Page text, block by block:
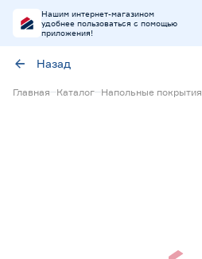
Нашим интернет-магазином
удобнее пользоваться с помощью
приложения!
Назад
Главная Каталог Напольные покрытия